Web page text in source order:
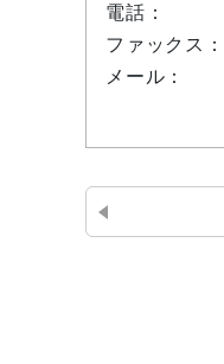
電話：
ファックス：
メール：